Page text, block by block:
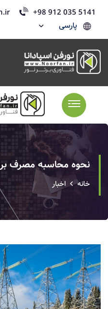
+98 912 035 5141
پارسی
نحوه محاسبه مصرف
خانه اخبار